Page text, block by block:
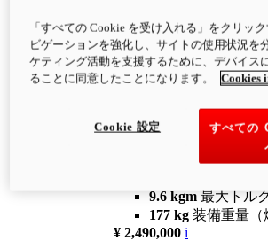
Hypermotard V2
120.4 hp最高出力
9.6 kgm最大トル
180 kg装備重量（
コンフィギュレーター
newV2 SP
Hypermotard V2 SP
9.6 kgm 最大トル
177 kg 装備重量（
¥ 2,490,000 i
「すべての Cookie を受け入れる」をクリッ
ビゲーションを強化し、サイトの使用状況を
ケティング活動を支援するために、デバイス
ることに同意したことになります。
Cookies
すべての
Cookie 設定